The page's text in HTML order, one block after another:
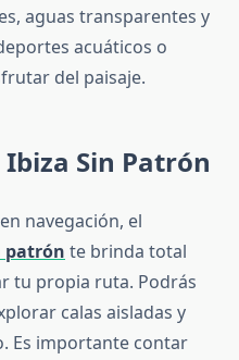
aguas transparentes y
acuáticos o
del paisaje.
Sin Patrón
navegación, el
patrón te brinda total
tu propia ruta. Podrás
calas aisladas y
Es importante contar